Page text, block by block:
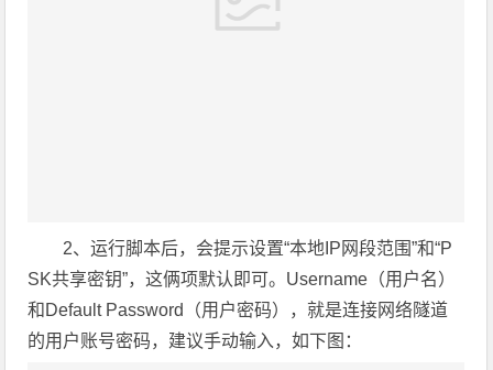
2、运行脚本后，会提示设置“本地IP网段范围”和“P
SK共享密钥”，这俩项默认即可。Username（用户名）
和Default Password（用户密码），就是连接网络隧道
的用户账号密码，建议手动输入，如下图：